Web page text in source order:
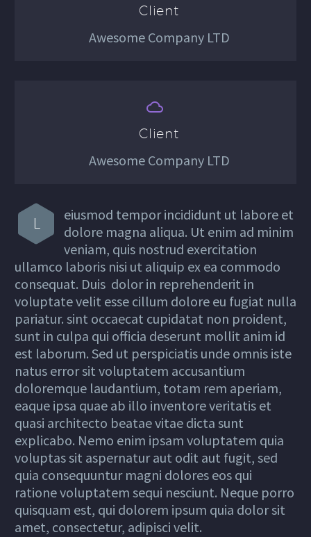
Client
Awesome Company LTD


Client
Awesome Company LTD
L
eiusmod tempor incididunt ut labore et
dolore magna aliqua. Ut enim ad minim
veniam, quis nostrud exercitation
ullamco laboris nisi ut aliquip ex ea commodo
consequat. Duis dolor in reprehenderit in
voluptate velit esse cillum dolore eu fugiat nulla
pariatur. sint occaecat cupidatat non proident,
sunt in culpa qui officia deserunt mollit anim id
est laborum. Sed ut perspiciatis unde omnis iste
natus error sit voluptatem accusantium
doloremque laudantium, totam rem aperiam,
eaque ipsa quae ab illo inventore veritatis et
quasi architecto beatae vitae dicta sunt
explicabo. Nemo enim ipsam voluptatem quia
voluptas sit aspernatur aut odit aut fugit, sed
quia consequuntur magni dolores eos qui
ratione voluptatem sequi nesciunt. Neque porro
quisquam est, qui dolorem ipsum quia dolor sit
amet, consectetur, adipisci velit.